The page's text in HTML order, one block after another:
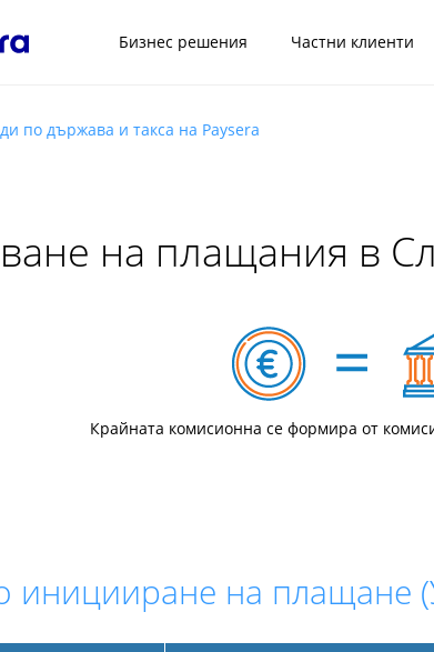
Бизнес решения Частни клиенти
по държава и такса на Paysera
на плащания в
Крайната комисионна се формира от
иницииране на плащане